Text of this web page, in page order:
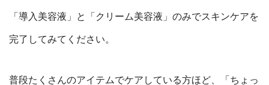
「導入美容液」と「クリーム美容液」のみでスキンケアを
完了してみてください。
普段たくさんのアイテムでケアしている方ほど、「ちょっ